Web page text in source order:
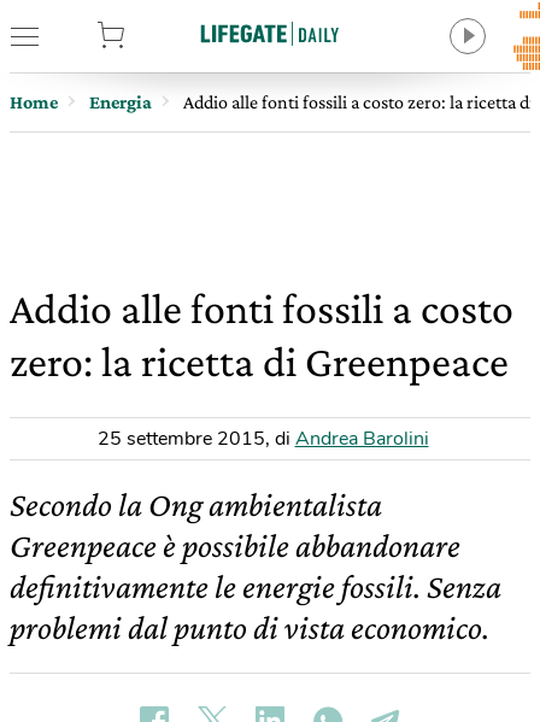
Home Energia Addio alle fonti fossili a costo zero: la ricetta di
Addio alle fonti fossili a costo
zero: la ricetta di Greenpeace
25 settembre 2015, di Andrea Barolini
Secondo la Ong ambientalista
Greenpeace è possibile abbandonare
definitivamente le energie fossili. Senza
problemi dal punto di vista economico.